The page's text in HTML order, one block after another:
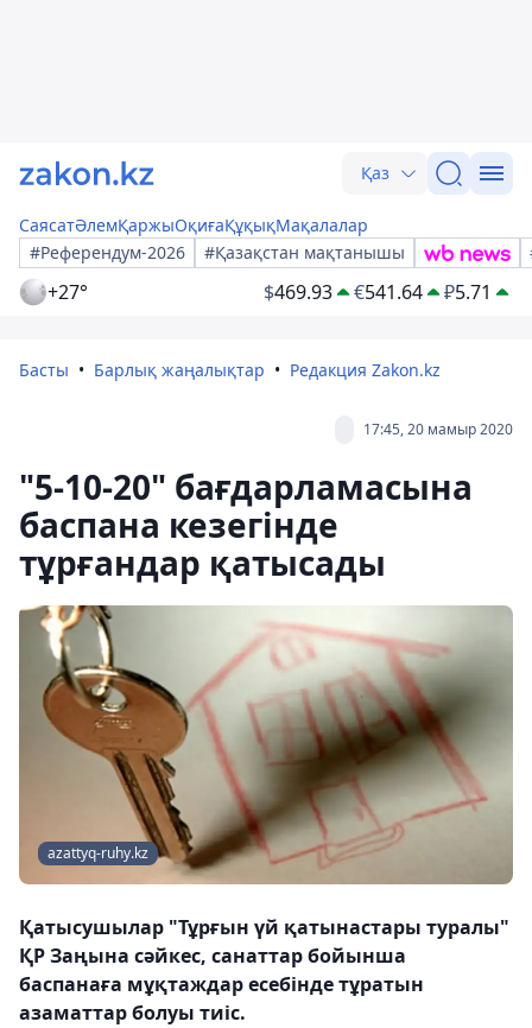
Қаз
СаясатӘлемҚаржыОқиғаҚұқықМақалалар
#Референдум-2026
#Қазақстан мақтанышы
+27° $469.93 €541.64 ₽5.71
Басты Барлық жаңалықтар Редакция Zakon.kz
17:45, 20 мамыр 2020
"5-10-20" бағдарламасына
баспана кезегінде
тұрғандар қатысады
azattyq-ruhy.kz
Қатысушылар "Тұрғын үй қатынастары туралы"
ҚР Заңына сәйкес, санаттар бойынша
баспанаға мұқтаждар есебінде тұратын
азаматтар болуы тиіс.